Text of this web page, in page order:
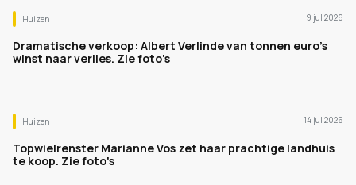
Huizen 9 jul 2026
Dramatische verkoop: Albert Verlinde van tonnen euro's
winst naar verlies. Zie foto's
Huizen 14 jul 2026
Topwielrenster Marianne Vos zet haar prachtige landhuis
te koop. Zie foto's